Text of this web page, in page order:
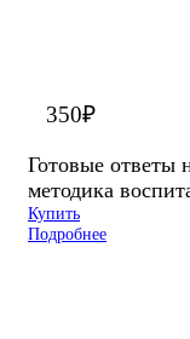
350₽
Готовые ответы
методика
Купить
Подробнее